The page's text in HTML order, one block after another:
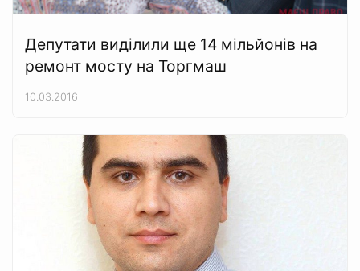
Депутати виділили ще 14 мільйонів на
ремонт мосту на Торгмаш
10.03.2016